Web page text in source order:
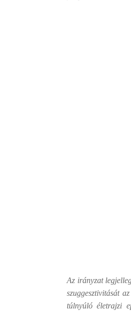
Az irányzat
szuggesztivitását
túlnyúló életrajzi